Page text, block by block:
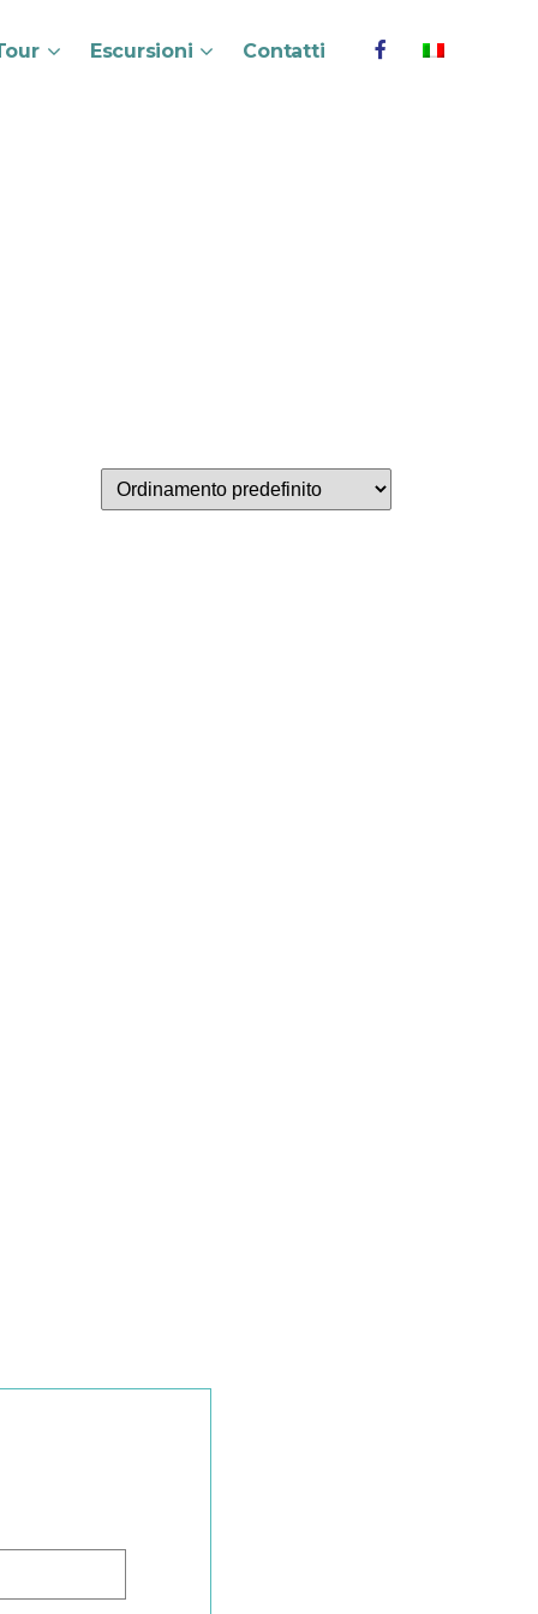
Escursioni Contatti